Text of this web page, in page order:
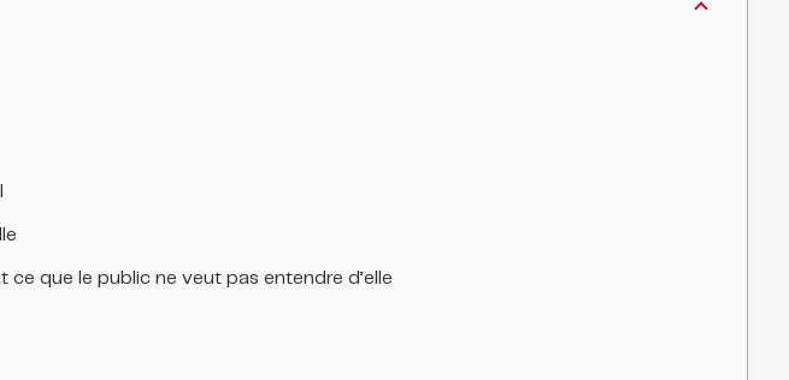
ce que le public ne veut pas entendre d’elle